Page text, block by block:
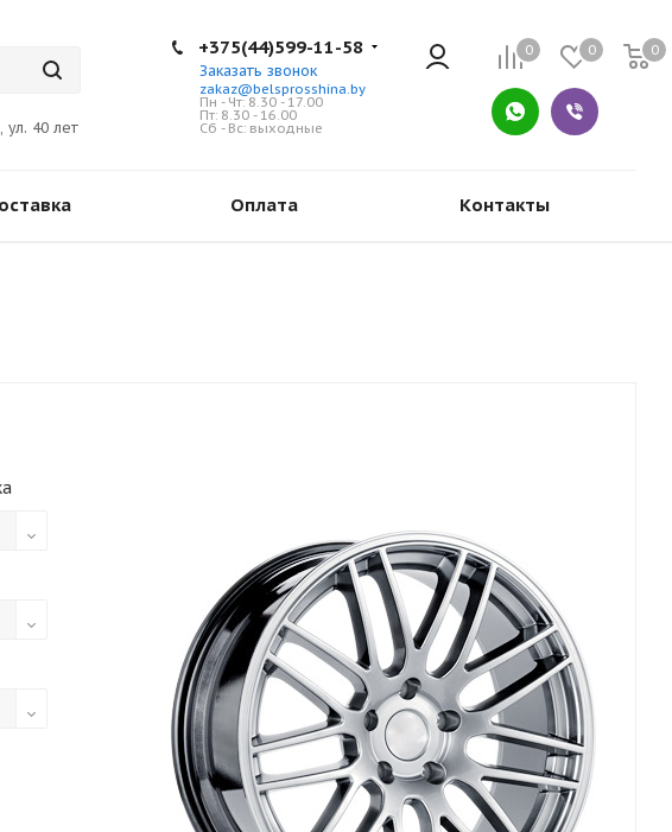
ул. 40 лет
0 0 0
+375(44)599-11-58
Заказать звонок
zakaz@belsprosshina.by
Пн - Чт: 8.30 - 17.00
Пт: 8.30 - 16.00
Сб - Вс: выходные
Оплата Контакты